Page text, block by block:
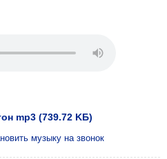
mp3 (739.72 KБ)
музыку на звонок